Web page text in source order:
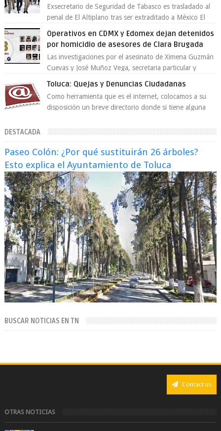
Exsecretario de Seguridad de Tabasco es trasladado al
penal de El Altiplano tras ser extraditado a México El
Operativos en CDMX y Edomex dejan detenidos
por homicidio de asesores de Clara Brugada
Las investigaciones por el asesinato de Ximena Guzmán
Cuevas y José Muñoz Vega, secretaria particular y
Toluca: Quejas y Denuncias Ciudadanas
Como herramienta que es el internet, colocamos a su
disposición un breve directorio donde si tiene alguna
DESTACADA
Paseo Colón: ¿Por qué sustituirán 26 árboles?
Esto explica el Ayuntamiento de Toluca
BUSCAR NOTICIAS EN TN
Contact us
OTRAS NOTICIAS